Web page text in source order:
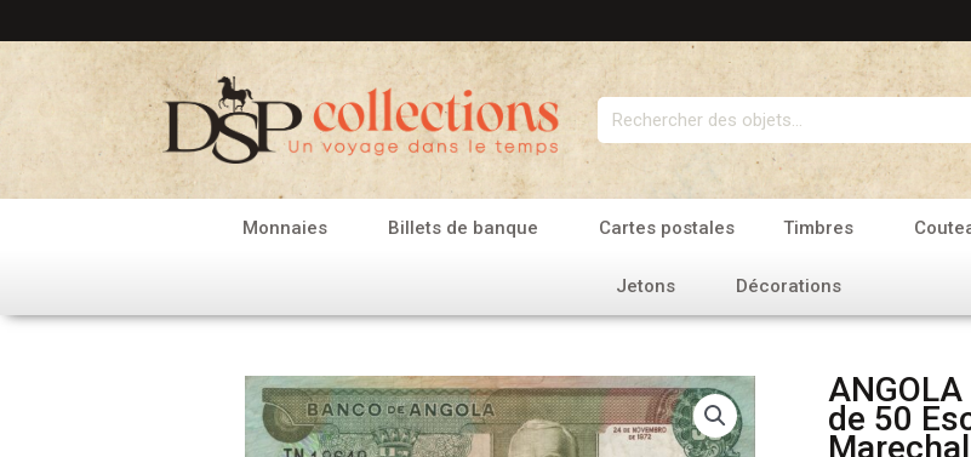
au
contenu
Rechercher
Monnaies Billets de banque Cartes postales Timbres
Jetons Décorations
de 50